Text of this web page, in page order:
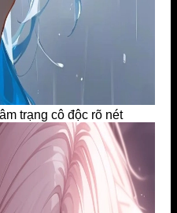
trạng cô độc rõ nét